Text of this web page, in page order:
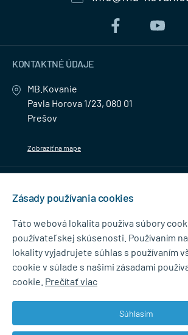
KONTAKTNÉ ÚDAJE
MB.Kovanie
Pavla Horova 1/23, 080 01
Prešov
Zobraziť na mape
NEWSLETTER
Súhlasím so spracovaním osobných údajov pre
Zásady ochrany osobných údajov
Zásady používania cookies
Táto webová lokalita používa súbory
používateľskej skúsenosti. Používaním
lokality vyjadrujete súhlas s používaním
cookie v súlade s našimi zásadami
cookie. Prečítať viac
Súhlasím